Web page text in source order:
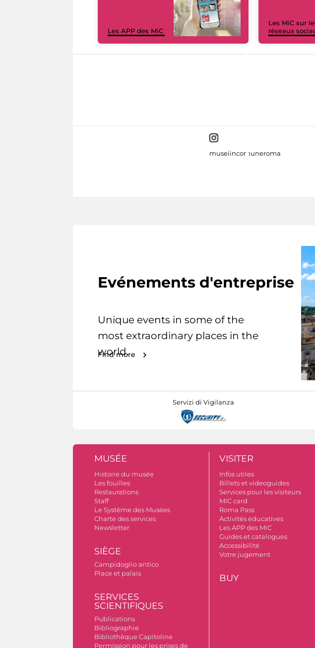
Les APP des MiC
Les MiC sur
réseaux
museiincomuneroma
Evénements d'entreprise
Unique events in some of the
most extraordinary places in the
world.
Find more
Servizi di Vigilanza
MUSÉE
Histoire du musée
Les fouilles
Restaurations
Staff
Le Système des Musées
Charte des services
Newsletter
SIÈGE
Campidoglio antico
Place et palais
SERVICES
SCIENTIFIQUES
Publications
Bibliographie
Bibliothèque Capitoline
Permission pour les prises de
VISITER
Infos utiles
Billets et videoguides
Services pour les visiteurs
MIC card
Roma Pass
Activités éducatives
Les APP des MiC
Guides et catalogues
Accessibilité
Votre jugement
BUY